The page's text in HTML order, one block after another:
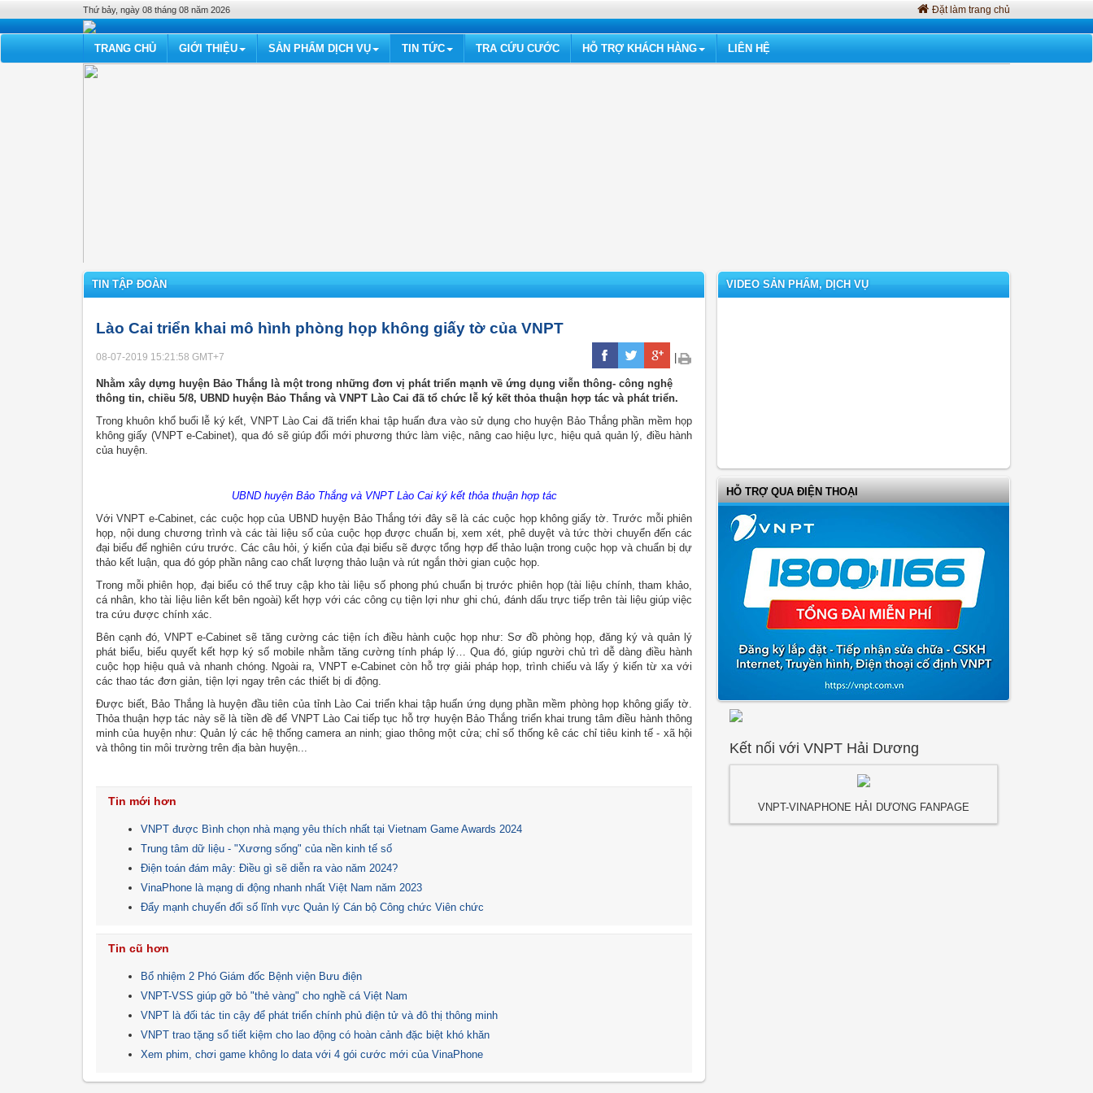
Thứ bảy, ngày 08 tháng 08 năm 2026 Đặt làm trang chủ
TRANG CHỦ GIỚI THIỆU SẢN PHẨM DỊCH VỤ TIN TỨC TRA CỨU CƯỚC HỖ TRỢ KHÁCH HÀNG LIÊN HỆ
TIN TẬP ĐOÀN
Lào Cai triển khai mô hình phòng họp không giấy tờ của VNPT
08-07-2019 15:21:58 GMT+7
Nhằm xây dựng huyện Bảo Thắng là một trong những đơn vị phát triển mạnh về ứng dụng viễn thông- công nghệ
thông tin, chiều 5/8, UBND huyện Bảo Thắng và VNPT Lào Cai đã tổ chức lễ ký kết thỏa thuận hợp tác và phát triển.
Trong khuôn khổ buổi lễ ký kết, VNPT Lào Cai đã triển khai tập huấn đưa vào sử dụng cho huyện Bảo Thắng phần mềm họp
không giấy (VNPT e-Cabinet), qua đó sẽ giúp đổi mới phương thức làm việc, nâng cao hiệu lực, hiệu quả quản lý, điều hành
của huyện.
UBND huyện Bảo Thắng và VNPT Lào Cai ký kết thỏa thuận hợp tác
Với VNPT e-Cabinet, các cuộc họp của UBND huyện Bảo Thắng tới đây sẽ là các cuộc họp không giấy tờ. Trước mỗi phiên
họp, nội dung chương trình và các tài liệu số của cuộc họp được chuẩn bị, xem xét, phê duyệt và tức thời chuyển đến các
đại biểu để nghiên cứu trước. Các câu hỏi, ý kiến của đại biểu sẽ được tổng hợp để thảo luận trong cuộc họp và chuẩn bị dự
thảo kết luận, qua đó góp phần nâng cao chất lượng thảo luận và rút ngắn thời gian cuộc họp.
Trong mỗi phiên họp, đại biểu có thể truy cập kho tài liệu số phong phú chuẩn bị trước phiên họp (tài liệu chính, tham khảo,
cá nhân, kho tài liệu liên kết bên ngoài) kết hợp với các công cụ tiện lợi như ghi chú, đánh dấu trực tiếp trên tài liệu giúp việc
tra cứu được chính xác.
Bên cạnh đó, VNPT e-Cabinet sẽ tăng cường các tiện ích điều hành cuộc họp như: Sơ đồ phòng họp, đăng ký và quản lý
phát biểu, biểu quyết kết hợp ký số mobile nhằm tăng cường tính pháp lý… Qua đó, giúp người chủ trì dễ dàng điều hành
cuộc họp hiệu quả và nhanh chóng. Ngoài ra, VNPT e-Cabinet còn hỗ trợ giải pháp họp, trình chiếu và lấy ý kiến từ xa với
các thao tác đơn giản, tiện lợi ngay trên các thiết bị di động.
Được biết, Bảo Thắng là huyện đầu tiên của tỉnh Lào Cai triển khai tập huấn ứng dụng phần mềm phòng họp không giấy tờ.
Thỏa thuận hợp tác này sẽ là tiền đề để VNPT Lào Cai tiếp tục hỗ trợ huyện Bảo Thắng triển khai trung tâm điều hành thông
minh của huyện như: Quản lý các hệ thống camera an ninh; giao thông một cửa; chỉ số thống kê các chỉ tiêu kinh tế - xã hội
và thông tin môi trường trên địa bàn huyện...
Tin mới hơn
VNPT được Bình chọn nhà mạng yêu thích nhất tại Vietnam Game Awards 2024
Trung tâm dữ liệu - "Xương sống" của nền kinh tế số
Điện toán đám mây: Điều gì sẽ diễn ra vào năm 2024?
VinaPhone là mạng di động nhanh nhất Việt Nam năm 2023
Đẩy mạnh chuyển đổi số lĩnh vực Quản lý Cán bộ Công chức Viên chức
Tin cũ hơn
Bổ nhiệm 2 Phó Giám đốc Bệnh viện Bưu điện
VNPT-VSS giúp gỡ bỏ "thẻ vàng" cho nghề cá Việt Nam
VNPT là đối tác tin cậy để phát triển chính phủ điện tử và đô thị thông minh
VNPT trao tặng sổ tiết kiệm cho lao động có hoàn cảnh đặc biệt khó khăn
Xem phim, chơi game không lo data với 4 gói cước mới của VinaPhone
VIDEO SẢN PHẨM, DỊCH VỤ
HỖ TRỢ QUA ĐIỆN THOẠI
Kết nối với VNPT Hải Dương
VNPT-VINAPHONE HẢI DƯƠNG FANPAGE